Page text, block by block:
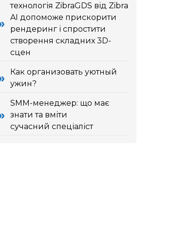
технологія ZibraGDS від Zibra
AI допоможе прискорити
рендеринг і спростити
створення складних 3D-
сцен
Как организовать уютный
ужин?
SMM-менеджер: що має
знати та вміти
сучасний спеціаліст